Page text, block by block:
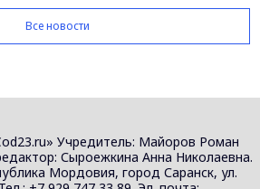
Все новости
Учредитель: Майоров Роман
Сыроежкина Анна Николаевна.
Мордовия, город Саранск, ул.